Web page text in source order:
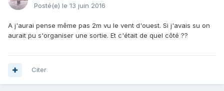
Posté(e) le 13 juin 2016
A j'aurai pense même pas 2m vu le vent d'ouest. Si j'avais su on
aurait pu s'organiser une sortie. Et c'était de quel côté ??
Citer